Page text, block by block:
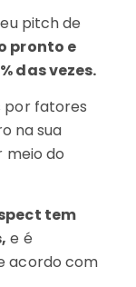
pitch de
pronto e
das vezes.
por fatores
na sua
meio do
tem
e é
acordo com